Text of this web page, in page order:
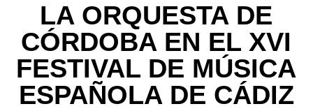
LA ORQUESTA DE
CÓRDOBA EN EL XVI
FESTIVAL DE MÚSICA
ESPAÑOLA DE CÁDIZ